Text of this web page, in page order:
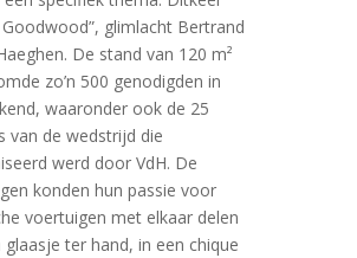
glimlacht Bertrand
De stand van 120 m²
zo’n 500 genodigden in
waaronder ook de 25
van de wedstrijd die
werd door VdH. De
konden hun passie voor
voertuigen met elkaar delen
ter hand, in een chique